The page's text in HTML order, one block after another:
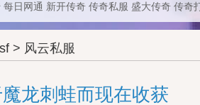
每日网通 新开传奇 传奇私服 盛大传奇 传奇
> 风云私服
龙刺蛙而现在收获